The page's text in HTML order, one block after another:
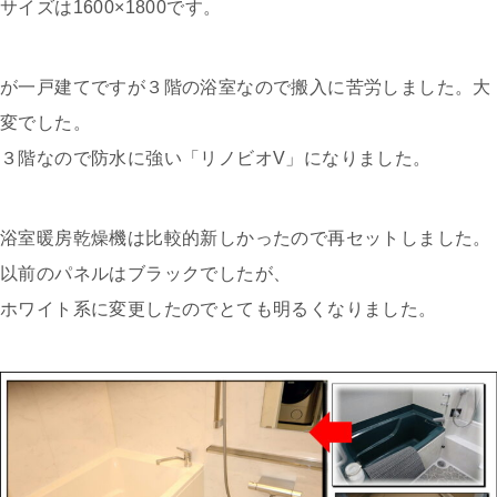
サイズは1600×1800です。
が一戸建てですが３階の浴室なので搬入に苦労しました。大
変でした。
３階なので防水に強い「リノビオV」になりました。
浴室暖房乾燥機は比較的新しかったので再セットしました。
以前のパネルはブラックでしたが、
ホワイト系に変更したのでとても明るくなりました。